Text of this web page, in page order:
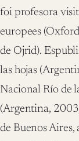
foi profesora
europees
de Ojrid).
las hojas
Nacional Río de
(Argentina,
de Buenos